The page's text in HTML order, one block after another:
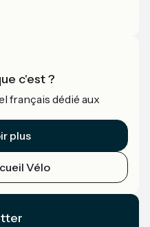
c'est ?
français dédié aux
plus
Vélo